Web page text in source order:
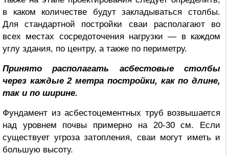
в каком количестве будут закладываться столбы.
Для стандартной постройки сваи располагают во
всех местах сосредоточения нагрузки — в каждом
углу здания, по центру, а также по периметру.
Принято располагать асбестовые столбы
через каждые 2 метра постройки, как по длине,
так и по ширине.
Фундамент из асбестоцементных труб возвышается
над уровнем почвы примерно на 20-30 см. Если
существует угроза затопления, сваи могут иметь и
большую высоту.